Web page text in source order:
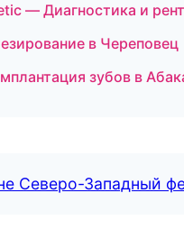
— Диагностика и
в Череповец
зубов в
Северо-Западный